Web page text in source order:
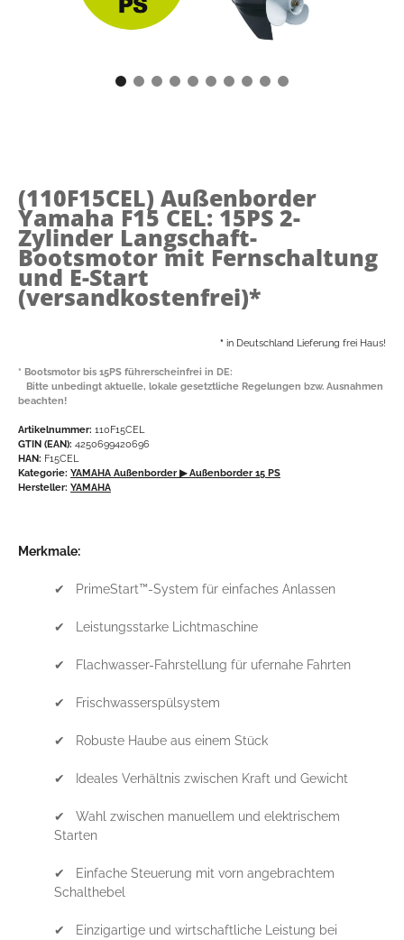
(110F15CEL) Außenborder
Yamaha F15 CEL: 15PS 2-
Zylinder Langschaft-
Bootsmotor mit Fernschaltung
und E-Start
(versandkostenfrei)*
* in Deutschland Lieferung frei Haus!
* Bootsmotor bis 15PS führerscheinfrei in DE:
Bitte unbedingt aktuelle, lokale gesetztliche Regelungen bzw. Ausnahmen
beachten!
Artikelnummer: 110F15CEL
GTIN (EAN): 4250699420696
HAN: F15CEL
Kategorie: YAMAHA Außenborder▶ Außenborder 15 PS
Hersteller: YAMAHA
Merkmale:
✔ PrimeStart™-System für einfaches Anlassen
✔ Leistungsstarke Lichtmaschine
✔ Flachwasser-Fahrstellung für ufernahe Fahrten
✔ Frischwasserspülsystem
✔ Robuste Haube aus einem Stück
✔ Ideales Verhältnis zwischen Kraft und Gewicht
✔ Wahl zwischen manuellem und elektrischem
Starten
✔ Einfache Steuerung mit vorn angebrachtem
Schalthebel
✔ Einzigartige und wirtschaftliche Leistung bei